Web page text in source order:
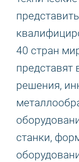
40 стран
представят
решения,
станки,